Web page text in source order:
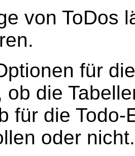
von ToDos
für
ob die
für die
oder nicht.